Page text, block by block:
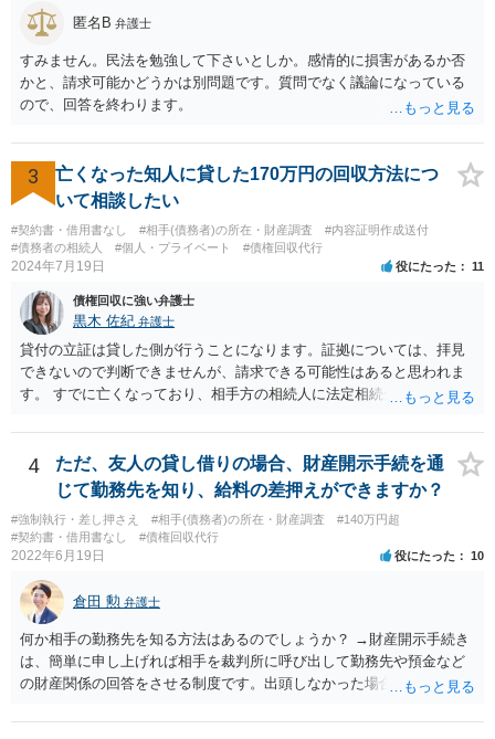
お伺いできればお伝えさせていただきますので、宜しければ、個別に
匿名B 弁護士
すみません。民法を勉強して下さいとしか。感情的に損害があるか否
かと、請求可能かどうかは別問題です。質問でなく議論になっている
ので、回答を終わります。
3
亡くなった知人に貸した170万円の回収方法につ
いて相談したい
#契約書・借用書なし #相手(債務者)の所在・財産調査
#内容証明作成送付
#債務者の相続人
#個人・プライベート #債権回収代行
2024年7月19日 役にたった 11
債権回収に強い弁護士
黒木 佐紀 弁護士
貸付の立証は貸した側が行うことになります。証拠については、拝見
できないので判断できませんが、請求できる可能性はあると思われま
す。 すでに亡くなっており、相手方の相続人に法定相続分に応じて請
が難しくなります。 お早めに相続人に請求していくか、それが難しい
場合は、弁護士に相談されるのがよろしいかと思います。
4
ただ、友人の貸し借りの場合、財産開示手続を通
じて勤務先を知り、給料の差押えができますか？
#強制執行・差し押さえ #相手(債務者)の所在・財産調査
#140万円超
#契約書・借用書なし
#債権回収代行
2022年6月19日 役にたった 10
倉田 勲 弁護士
何か相手の勤務先を知る方法はあるのでしょうか？ →財産開示手続き
は、簡単に申し上げれば相手を裁判所に呼び出して勤務先や預金など
の財産関係の回答をさせる制度です。出頭しなかった場合や虚偽の回
で相手を呼び出して回答させることで勤務先を知ることができます。